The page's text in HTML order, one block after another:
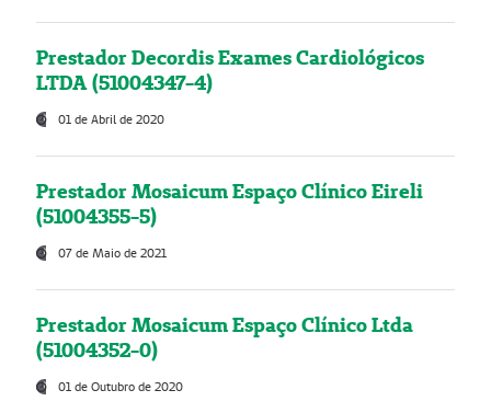
Prestador Decordis Exames Cardiológicos
LTDA (51004347-4)
01 de Abril de 2020
Prestador Mosaicum Espaço Clínico Eireli
(51004355-5)
07 de Maio de 2021
Prestador Mosaicum Espaço Clínico Ltda
(51004352-0)
01 de Outubro de 2020